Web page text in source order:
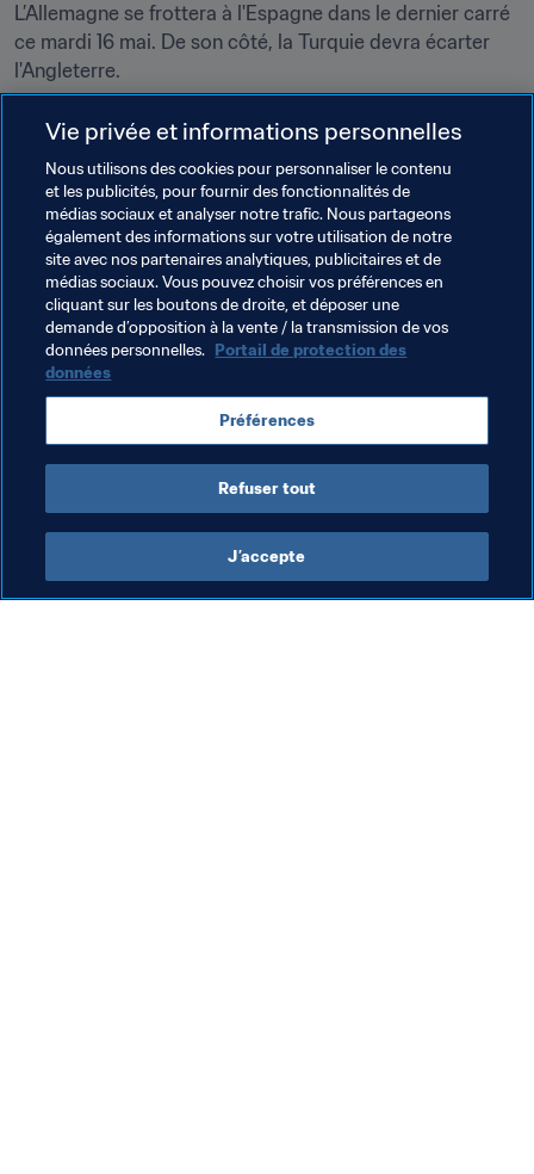
L’Allemagne se frottera à l'Espagne dans le dernier carré
ce mardi 16 mai. De son côté, la Turquie devra écarter
l'Angleterre.
Le dernier verdict européen pour Inde 2017 tombera lui
aussi ce mardi 16 mai avec un duel entre la France et la
Hongrie, les deux meilleurs quart de finalistes vaincus,
pour le dernier ticket continental en jeu.
Thèmes en lien
England Germany Netherlands Spain
Türkiye UEFA
Vie privée et informations personnelles
Nous utilisons des cookies pour personnaliser le contenu
et les publicités, pour fournir des fonctionnalités de
médias sociaux et analyser notre trafic. Nous partageons
également des informations sur votre utilisation de notre
site avec nos partenaires analytiques, publicitaires et de
médias sociaux. Vous pouvez choisir vos préférences en
cliquant sur les boutons de droite, et déposer une
demande d’opposition à la vente / la transmission de vos
données personnelles. Portail de protection des
données
Préférences
Refuser tout
J’accepte